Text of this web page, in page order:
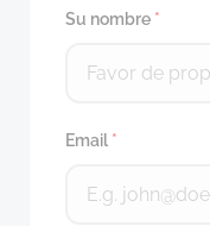
Su nombre *
Email *